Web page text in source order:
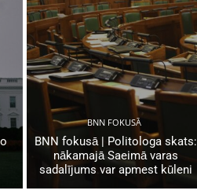
BNN FOKUSĀ
BNN fokusā | Politologa skats:
nākamajā Saeimā varas
sadalījums var apmest kūleni